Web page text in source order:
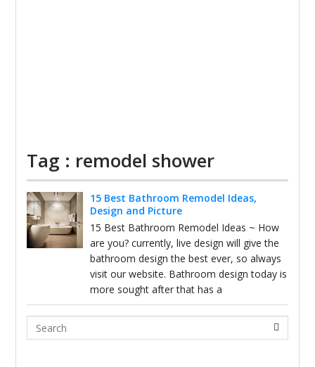
Tag : remodel shower
15 Best Bathroom Remodel Ideas,
Design and Picture
15 Best Bathroom Remodel Ideas ~ How
are you? currently, live design will give the
bathroom design the best ever, so always
visit our website. Bathroom design today is
more sought after that has a
Search